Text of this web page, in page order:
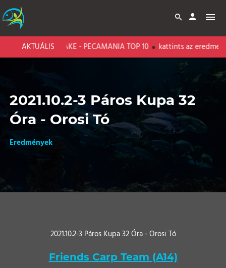
AKTUÁLIS
BARI CARP LAKE - PECAMANIA TOP 10 kattints az
2021.10.2-3 Páros Kupa 32
Óra - Orosi Tó
Eredmények
2021.10.2-3 Páros Kupa 32 Óra - Orosi Tó
Friends Carp Team (A14)